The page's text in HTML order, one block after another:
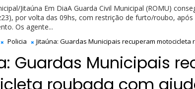
Jitaúna Em DiaA Guarda Civil Municipal (ROMU)
por volta das 09hs, com restrição de furto/roubo,
Os agente...
Policia Jitaúna: Guardas Municipais recuperam
Guardas Municipais
roubada com